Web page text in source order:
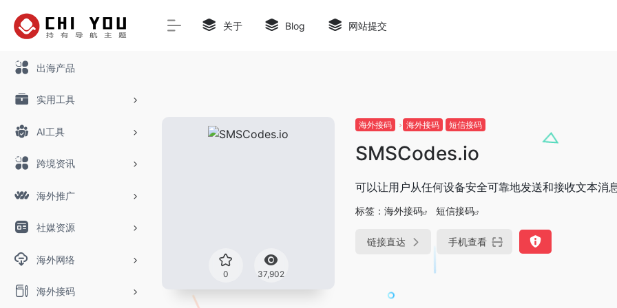
出海产品
实用工具
AI工具
跨境资讯
海外推广
社媒资源
海外网络
海外接码
关于 Blog 网站提交
0 37,902
海外接码 海外接码 短信接码
SMSCodes.io
可以让用户从任何设备安全可靠地发送和接收文本消
标签： 海外接码 短信接码
链接直达 手机查看